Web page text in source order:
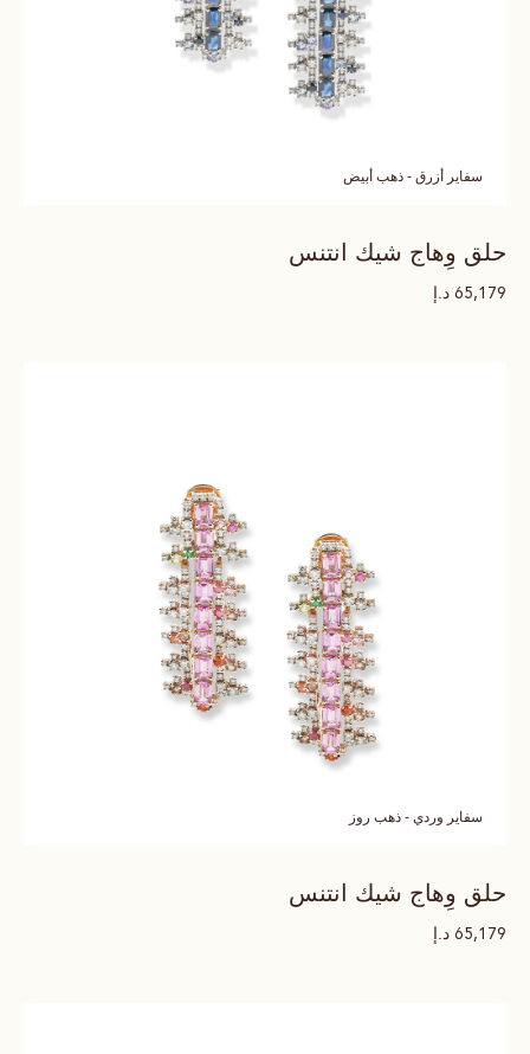
سفاير أزرق - ذهب أبيض
حلق وِهاج شيك انتنس
65,179 د.إ
سفاير وردي - ذهب روز
حلق وِهاج شيك انتنس
65,179 د.إ